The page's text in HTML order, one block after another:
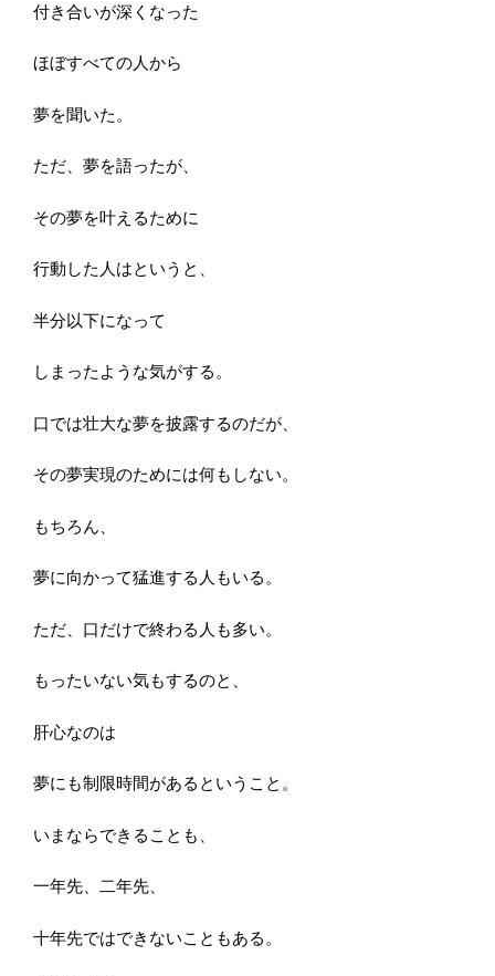
付き合いが深くなった
ほぼすべての人から
夢を聞いた。
ただ、夢を語ったが、
その夢を叶えるために
行動した人はというと、
半分以下になって
しまったような気がする。
口では壮大な夢を披露するのだが、
その夢実現のためには何もしない。
もちろん、
夢に向かって猛進する人もいる。
ただ、口だけで終わる人も多い。
もったいない気もするのと、
肝心なのは
夢にも制限時間があるということ。
いまならできることも、
一年先、二年先、
十年先ではできないこともある。